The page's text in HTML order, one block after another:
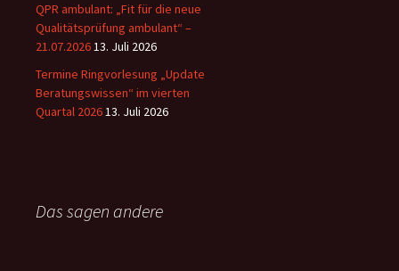
QPR ambulant: „Fit für die neue
Qualitätsprüfung ambulant“ –
21.07.202613. Juli 2026
Termine Ringvorlesung „Update
Beratungswissen“ im vierten
Quartal 202613. Juli 2026
Das sagen andere